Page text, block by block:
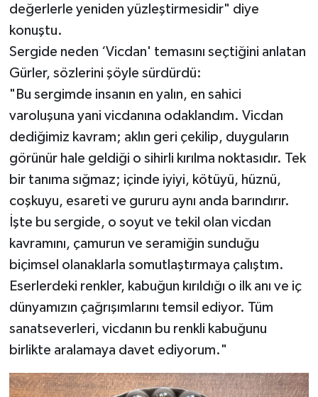
değerlerle yeniden yüzleştirmesidir" diye
konuştu.
Sergide neden ‘Vicdan' temasını seçtiğini anlatan
Gürler, sözlerini şöyle sürdürdü:
"Bu sergimde insanın en yalın, en sahici
varoluşuna yani vicdanına odaklandım. Vicdan
dediğimiz kavram; aklın geri çekilip, duyguların
görünür hale geldiği o sihirli kırılma noktasıdır. Tek
bir tanıma sığmaz; içinde iyiyi, kötüyü, hüznü,
coşkuyu, esareti ve gururu aynı anda barındırır.
İşte bu sergide, o soyut ve tekil olan vicdan
kavramını, çamurun ve seramiğin sunduğu
biçimsel olanaklarla somutlaştırmaya çalıştım.
Eserlerdeki renkler, kabuğun kırıldığı o ilk anı ve iç
dünyamızın çağrışımlarını temsil ediyor. Tüm
sanatseverleri, vicdanın bu renkli kabuğunu
birlikte aralamaya davet ediyorum."